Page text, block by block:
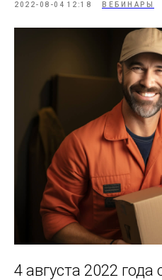
2022-08-04 12:18 ВЕБИНАРЫ
4 августа 2022